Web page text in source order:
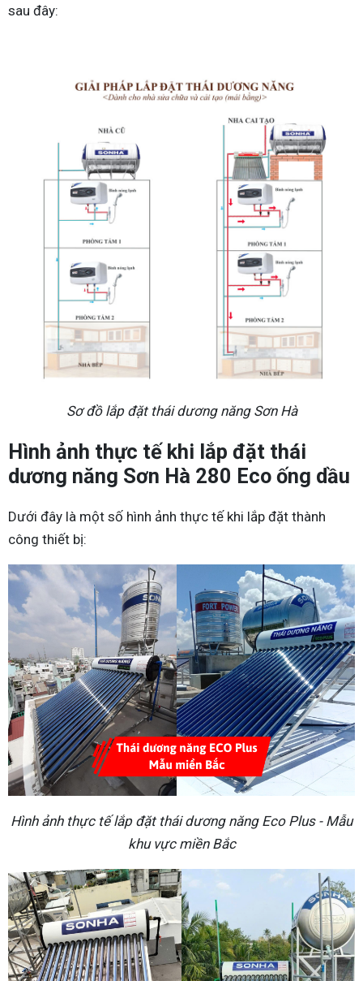
sau đây:
Sơ đồ lắp đặt thái dương năng Sơn Hà
Hình ảnh thực tế khi lắp đặt thái
dương năng Sơn Hà 280 Eco ống dầu
Dưới đây là một số hình ảnh thực tế khi lắp đặt thành
công thiết bị:
Hình ảnh thực tế lắp đặt thái dương năng Eco Plus - Mẫu
khu vực miền Bắc